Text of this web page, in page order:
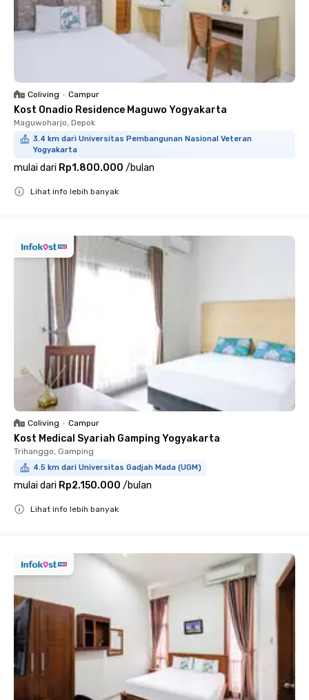
Coliving • Campur
Kost Onadio Residence Maguwo Yogyakarta
Maguwoharjo, Depok
3.4 km dari Universitas Pembangunan Nasional Veteran
Yogyakarta
mulai dari Rp1.800.000 /bulan
Lihat info lebih banyak
Coliving • Campur
Kost Medical Syariah Gamping Yogyakarta
Trihanggo, Gamping
4.5 km dari Universitas Gadjah Mada (UGM)
mulai dari Rp2.150.000 /bulan
Lihat info lebih banyak